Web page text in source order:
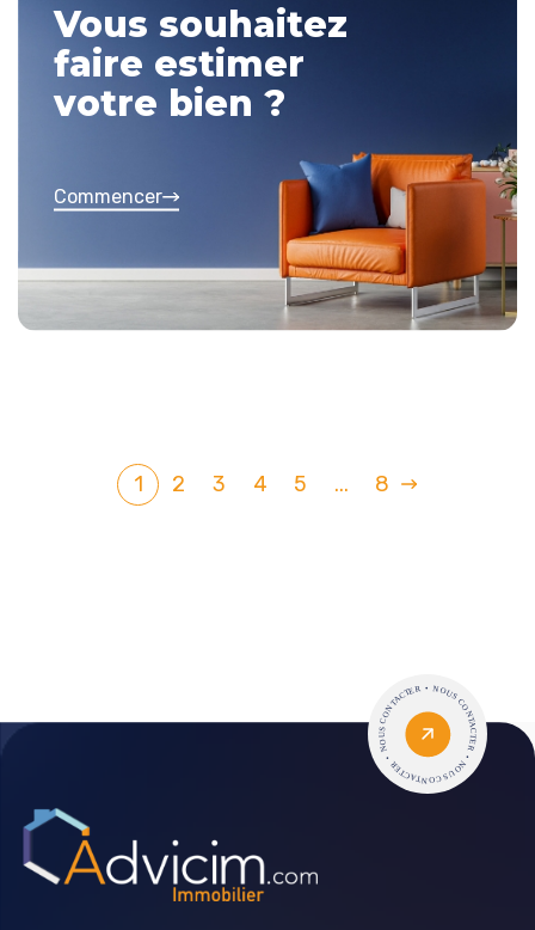
Vous souhaitez
faire estimer
votre bien ?
Commencer
1 2 3 4 5 ... 8